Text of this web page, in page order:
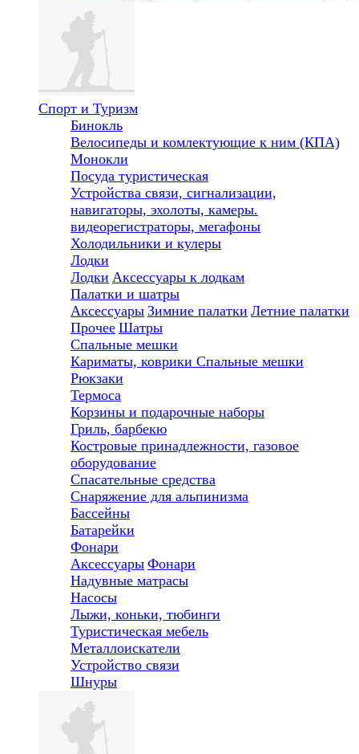
Спорт и Туризм
Бинокль
Велосипеды и комлектующие к ним (КПА)
Монокли
Посуда туристическая
Устройства связи, сигнализации,
навигаторы, эхолоты, камеры.
видеорегистраторы, мегафоны
Холодильники и кулеры
Лодки
Лодки Аксессуары к лодкам
Палатки и шатры
Аксессуары Зимние палатки Летние палатки
Прочее Шатры
Спальные мешки
Кариматы, коврики Спальные мешки
Рюкзаки
Термоса
Корзины и подарочные наборы
Гриль, барбекю
Костровые принадлежности, газовое
оборудование
Спасательные средства
Снаряжение для альпинизма
Бассейны
Батарейки
Фонари
Аксессуары Фонари
Надувные матрасы
Насосы
Лыжи, коньки, тюбинги
Туристическая мебель
Металлоискатели
Устройство связи
Шнуры